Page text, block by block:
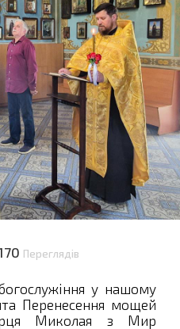
Переглядів
у нашому
Перенесення мощей
Миколая з Мир